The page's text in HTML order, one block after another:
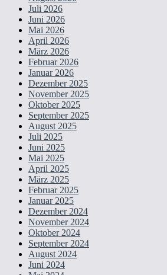
Juli 2026
Juni 2026
Mai 2026
April 2026
März 2026
Februar 2026
Januar 2026
Dezember 2025
November 2025
Oktober 2025
September 2025
August 2025
Juli 2025
Juni 2025
Mai 2025
April 2025
März 2025
Februar 2025
Januar 2025
Dezember 2024
November 2024
Oktober 2024
September 2024
August 2024
Juni 2024